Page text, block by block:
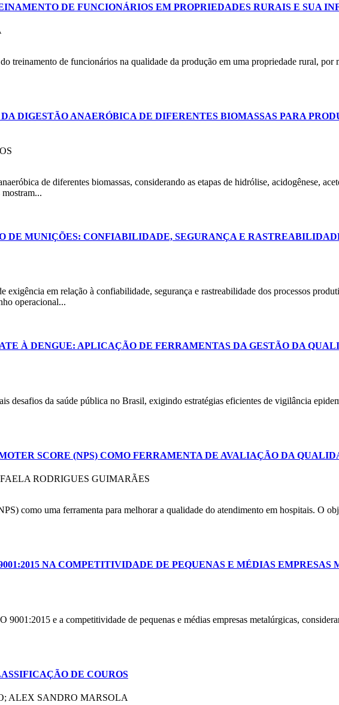
DE FUNCIONÁRIOS EM PROPRIEDADES RURAIS E SUA
treinamento de funcionários na qualidade da produção em uma propriedade rural, por
DIGESTÃO ANAERÓBICA DE DIFERENTES BIOMASSAS PARA
de diferentes biomassas, considerando as etapas de hidrólise, acidogênese,
DE MUNIÇÕES: CONFIABILIDADE, SEGURANÇA E
exigência em relação à confiabilidade, segurança e rastreabilidade dos processos
operacional...
À DENGUE: APLICAÇÃO DE FERRAMENTAS DA GESTÃO DA
desafios da saúde pública no Brasil, exigindo estratégias eficientes de vigilância
SCORE (NPS) COMO FERRAMENTA DE AVALIAÇÃO DA
RODRIGUES GUIMARÃES
como uma ferramenta para melhorar a qualidade do atendimento em hospitais. O
NA COMPETITIVIDADE DE PEQUENAS E MÉDIAS EMPRESAS
9001:2015 e a competitividade de pequenas e médias empresas metalúrgicas,
DE COUROS
ALEX SANDRO MARSOLA